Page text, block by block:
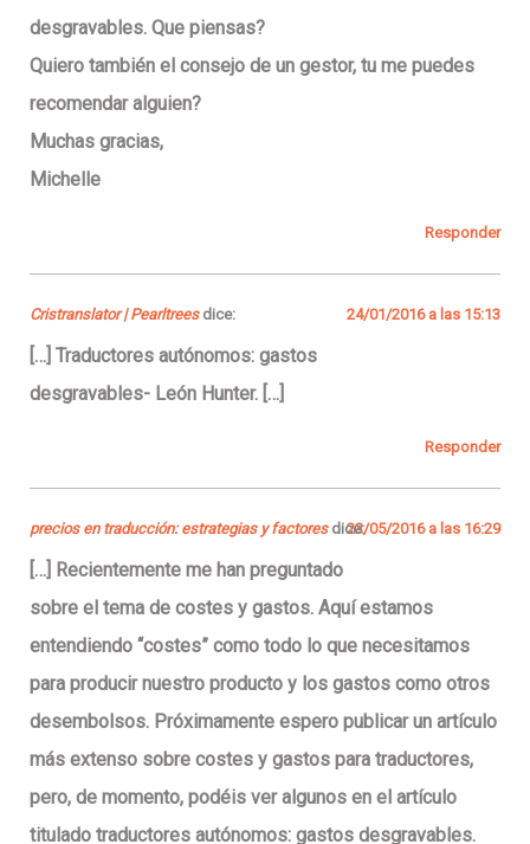
desgravables. Que piensas?
Quiero también el consejo de un gestor, tu me puedes
recomendar alguien?
Muchas gracias,
Michelle
Responder
Cristranslator | Pearltrees dice: 24/01/2016 a las 15:13
[…] Traductores autónomos: gastos
desgravables- León Hunter. […]
Responder
precios en traducción: estrategias y factores dice:23/05/2016 a las 16:29
[…] Recientemente me han preguntado
sobre el tema de costes y gastos. Aquí estamos
entendiendo “costes” como todo lo que necesitamos
para producir nuestro producto y los gastos como otros
desembolsos. Próximamente espero publicar un artículo
más extenso sobre costes y gastos para traductores,
pero, de momento, podéis ver algunos en el artículo
titulado traductores autónomos: gastos desgravables.